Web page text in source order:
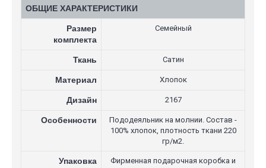
ОБЩИЕ ХАРАКТЕРИСТИКИ
Размер
комплекта
Семейный
Ткань Сатин
Материал Хлопок
Дизайн 2167
Особенности
Пододеяльник на молнии. Состав -
100% хлопок, плотность ткани 220
гр/м2.
Упаковка
Фирменная подарочная коробка и